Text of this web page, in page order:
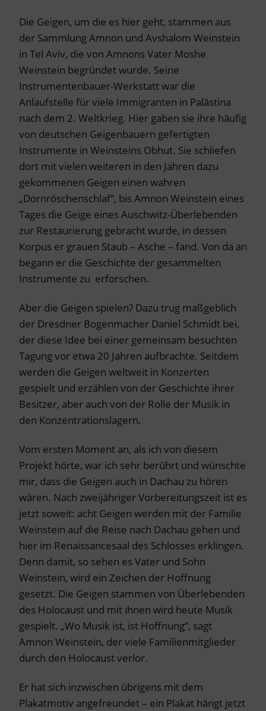
Die Geigen, um die es hier geht, stammen aus
der Sammlung Amnon und Avshalom Weinstein
in Tel Aviv, die von Amnons Vater Moshe
Weinstein begründet wurde. Seine
Instrumentenbauer-Werkstatt war die
Anlaufstelle für viele Immigranten in Palästina
nach dem 2. Weltkrieg. Hier gaben sie ihre häufig
von deutschen Geigenbauern gefertigten
Instrumente in Weinsteins Obhut. Sie schliefen
dort mit vielen weiteren in den Jahren dazu
gekommenen Geigen einen wahren
„Dornröschenschlaf“, bis Amnon Weinstein eines
Tages die Geige eines Auschwitz-Überlebenden
zur Restaurierung gebracht wurde, in dessen
Korpus er grauen Staub – Asche – fand. Von da an
begann er die Geschichte der gesammelten
Instrumente zu erforschen.
Aber die Geigen spielen? Dazu trug maßgeblich
der Dresdner Bogenmacher Daniel Schmidt bei,
der diese Idee bei einer gemeinsam besuchten
Tagung vor etwa 20 Jahren aufbrachte. Seitdem
werden die Geigen weltweit in Konzerten
gespielt und erzählen von der Geschichte ihrer
Besitzer, aber auch von der Rolle der Musik in
den Konzentrationslagern.
Vom ersten Moment an, als ich von diesem
Projekt hörte, war ich sehr berührt und wünschte
mir, dass die Geigen auch in Dachau zu hören
wären. Nach zweijähriger Vorbereitungszeit ist es
jetzt soweit: acht Geigen werden mit der Familie
Weinstein auf die Reise nach Dachau gehen und
hier im Renaissancesaal des Schlosses erklingen.
Denn damit, so sehen es Vater und Sohn
Weinstein, wird ein Zeichen der Hoffnung
gesetzt. Die Geigen stammen von Überlebenden
des Holocaust und mit ihnen wird heute Musik
gespielt. „Wo Musik ist, ist Hoffnung“, sagt
Amnon Weinstein, der viele Familienmitglieder
durch den Holocaust verlor.
Er hat sich inzwischen übrigens mit dem
Plakatmotiv angefreundet – ein Plakat hängt jetzt